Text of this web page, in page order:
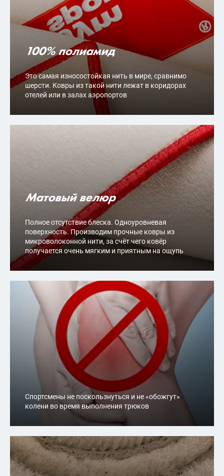
100% полиамид
Это самая износостойкая нить в мире, сравнимо
шерсти. Ковры из такой нити лежат в коридорах
отелей или в залах аэропортов
Матовый велюр
Полное отсутствие блеска. Одноуровневая
поверхность. Производим прочные ковры из
микроволоконной нити, за счёт чего ковёр
получается очень мягким и приятным на ощупь
Спортсмены не поскользнуться и не «обожгут»
колени во время выполнения трюков